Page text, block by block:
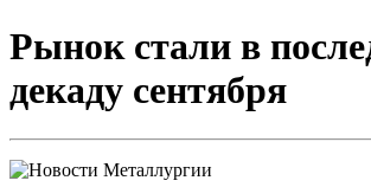
Рынок стали в
декаду сентября